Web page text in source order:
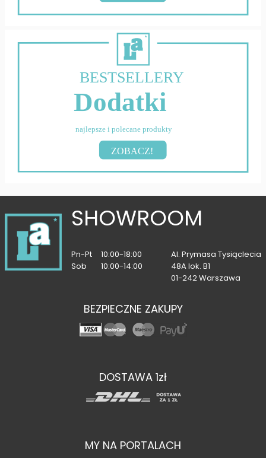
BESTSELLERY
Dodatki
najlepsze i polecane produkty
ZOBACZ!
SHOWROOM
Pn-Pt
10:00-18:00
Sob
10:00-14:00
Al. Prymasa Tysiąclecia
48A lok. B1
01-242 Warszawa
BEZPIECZNE ZAKUPY
DOSTAWA 1zł
MY NA PORTALACH